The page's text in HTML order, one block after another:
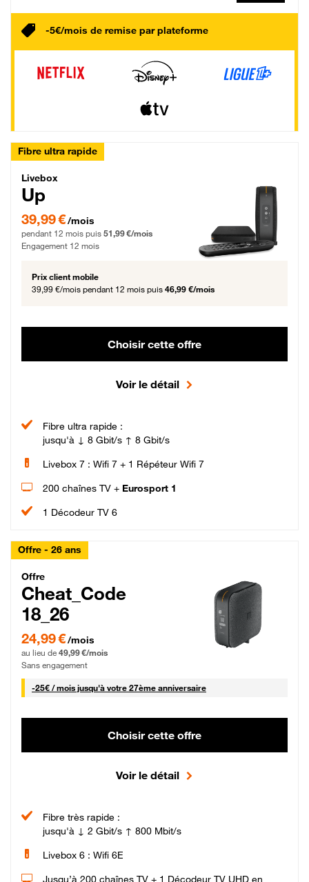
-5€/mois de remise par plateforme
Fibre ultra rapide
Livebox Up Fibre
Livebox
Up
39,99 € par mois pendant 12 mois puis 51,99 € par mois, Engagement 12 mois
39,99 €/mois
pendant 12 mois puis 51,99 €/mois
Engagement 12 mois
Prix client mobile
39,99 €/mois pendant 12 mois puis 46,99 €/mois
Choisir cette offre
Voir le détail
Fibre ultra rapide :
jusqu'à ↓ 8 Gbit/s ↑ 8 Gbit/s
Livebox 7 : Wifi 7 + 1 Répéteur Wifi 7
200 chaînes TV + Eurosport 1
1 Décodeur TV 6
Offre - 26 ans
Cheat_Code Fibre_18_26
Offre
Cheat_Code
18_26
24,99 € par mois pendant 0 mois puis 49,99 € par mois, Sans engagement
24,99 €/mois
au lieu de 49,99 €/mois
Sans engagement
-25€ / mois25 € par mois
jusqu'à votre 27ème anniversaire
Choisir cette offre
Voir le détail
Fibre très rapide :
jusqu'à ↓ 2 Gbit/s ↑ 800 Mbit/s
Livebox 6 : Wifi 6E
Jusqu’à 200 chaînes TV + 1 Décodeur TV UHD en